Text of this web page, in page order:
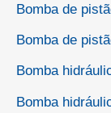
Bomba de
Bomba de
Bomba
Bomba